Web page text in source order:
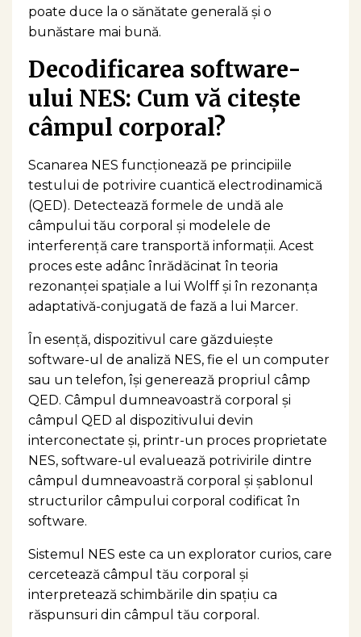
poate duce la o sănătate generală și o
bunăstare mai bună.
Decodificarea software-
ului NES: Cum vă citește
câmpul corporal?
Scanarea NES funcționează pe principiile
testului de potrivire cuantică electrodinamică
(QED). Detectează formele de undă ale
câmpului tău corporal și modelele de
interferență care transportă informații. Acest
proces este adânc înrădăcinat în teoria
rezonanței spațiale a lui Wolff și în rezonanța
adaptativă-conjugată de fază a lui Marcer.
În esență, dispozitivul care găzduiește
software-ul de analiză NES, fie el un computer
sau un telefon, își generează propriul câmp
QED. Câmpul dumneavoastră corporal și
câmpul QED al dispozitivului devin
interconectate și, printr-un proces proprietate
NES, software-ul evaluează potrivirile dintre
câmpul dumneavoastră corporal și șablonul
structurilor câmpului corporal codificat în
software.
Sistemul NES este ca un explorator curios, care
cercetează câmpul tău corporal și
interpretează schimbările din spațiu ca
răspunsuri din câmpul tău corporal.